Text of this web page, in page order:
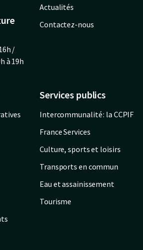
/
à 19h
Actualités
Contactez-nous
Services publics
Intercommunalité : la CCPIF
France Services
Culture, sports et loisirs
Transports en commun
Eau et assainissement
Tourisme